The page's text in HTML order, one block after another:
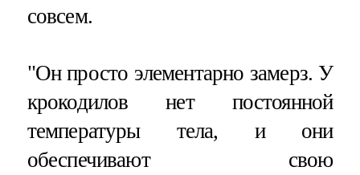
совсем.
"Он просто элементарно замерз. У
крокодилов нет постоянной
температуры тела, и они
обеспечивают свою